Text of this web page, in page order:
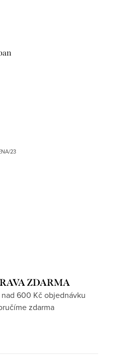
23
ZDARMA
600 Kč objednávku
zdarma